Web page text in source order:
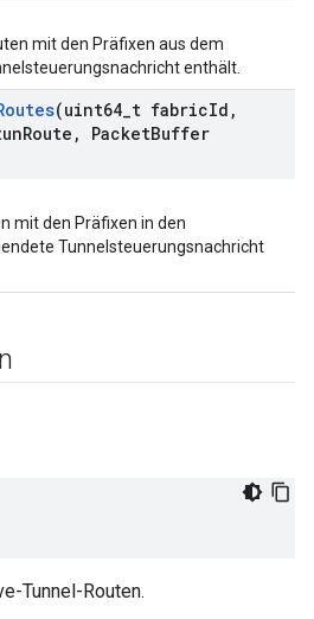
mit den Präfixen aus dem
enthält.
(uint64 t fabricId ,
Route , PacketBuffer
mit den Präfixen in den
Tunnelsteuerungsnachricht
Tunnel-Routen.